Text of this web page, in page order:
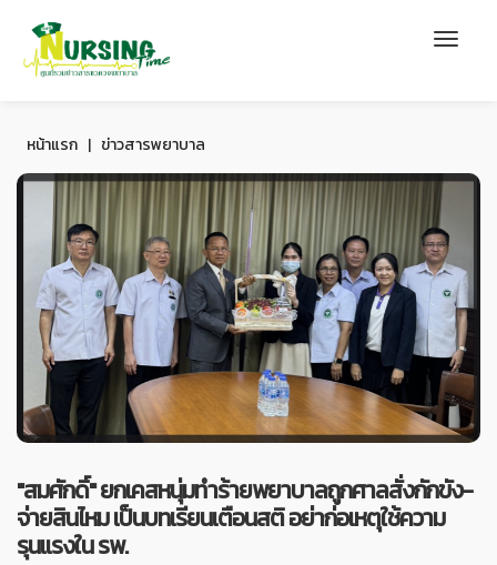
หน้าแรก | ข่าวสารพยาบาล
"สมศักดิ์" ยกเคสหนุ่มทำร้ายพยาบาลถูกศาลสั่งกักขัง-
จ่ายสินไหม เป็นบทเรียนเตือนสติ อย่าก่อเหตุใช้ความ
รุนแรงใน รพ.